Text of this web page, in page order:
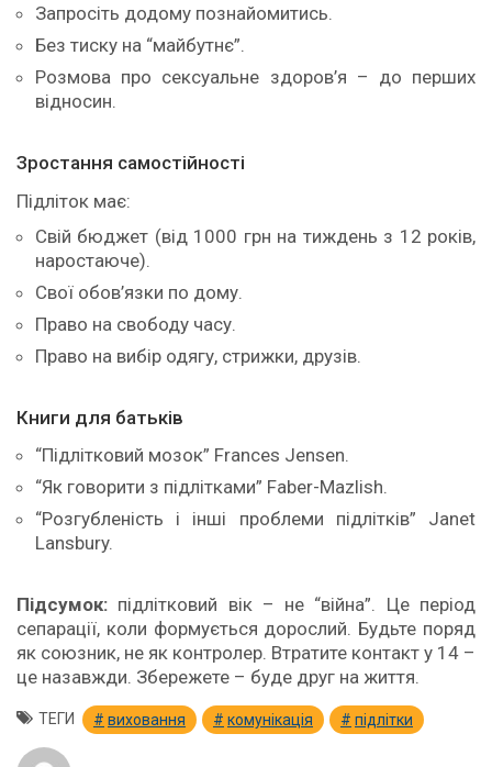
Запросіть додому познайомитись.
Без тиску на “майбутнє”.
Розмова про сексуальне здоров’я – до перших
відносин.
Зростання самостійності
Підліток має:
Свій бюджет (від 1000 грн на тиждень з 12 років,
наростаюче).
Свої обов’язки по дому.
Право на свободу часу.
Право на вибір одягу, стрижки, друзів.
Книги для батьків
“Підлітковий мозок” Frances Jensen.
“Як говорити з підлітками” Faber-Mazlish.
“Розгубленість і інші проблеми підлітків” Janet
Lansbury.
Підсумок: підлітковий вік – не “війна”. Це період
сепарації, коли формується дорослий. Будьте поряд
як союзник, не як контролер. Втратите контакт у 14 –
це назавжди. Збережете – буде друг на життя.
ТЕГИ виховання комунікація підлітки